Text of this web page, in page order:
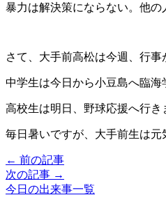
暴力は解決策にならない。他
さて、大手前高松は今週、行事
中学生は今日から小豆島へ臨海
高校生は明日、野球応援へ行き
毎日暑いですが、大手前生は元
← 前の記事
次の記事 →
今日の出来事一覧